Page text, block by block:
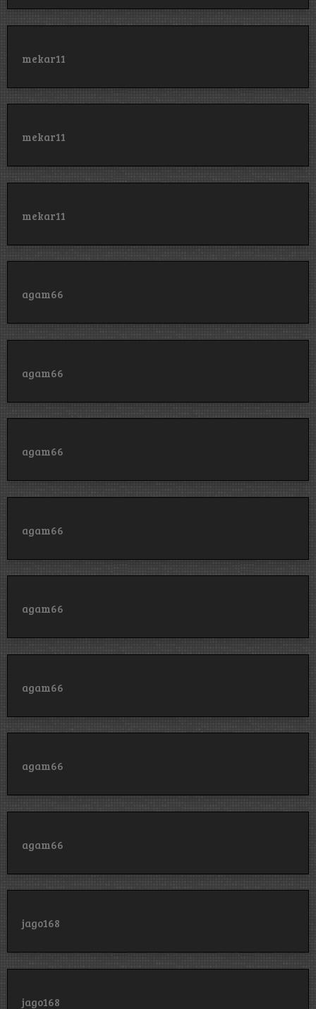
mekar11
mekar11
mekar11
agam66
agam66
agam66
agam66
agam66
agam66
agam66
agam66
jago168
jago168